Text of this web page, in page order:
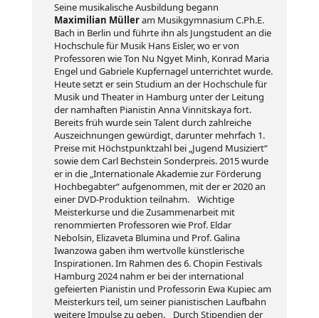
Seine musikalische Ausbildung begann
Maximilian Mülleram Musikgymnasium C.Ph.E.
Bach in Berlin und führte ihn als Jungstudent an die
Hochschule für Musik Hans Eisler, wo er von
Professoren wie Ton Nu Ngyet Minh, Konrad Maria
Engel und Gabriele Kupfernagel unterrichtet wurde.
Heute setzt er sein Studium an der Hochschule für
Musik und Theater in Hamburg unter der Leitung
der namhaften Pianistin Anna Vinnitskaya fort.
Bereits früh wurde sein Talent durch zahlreiche
Auszeichnungen gewürdigt, darunter mehrfach 1.
Preise mit Höchstpunktzahl bei „Jugend Musiziert“
sowie dem Carl Bechstein Sonderpreis. 2015 wurde
er in die „Internationale Akademie zur Förderung
Hochbegabter“ aufgenommen, mit der er 2020 an
einer DVD-Produktion teilnahm. Wichtige
Meisterkurse und die Zusammenarbeit mit
renommierten Professoren wie Prof. Eldar
Nebolsin, Elizaveta Blumina und Prof. Galina
Iwanzowa gaben ihm wertvolle künstlerische
Inspirationen. Im Rahmen des 6. Chopin Festivals
Hamburg 2024 nahm er bei der international
gefeierten Pianistin und Professorin Ewa Kupiec am
Meisterkurs teil, um seiner pianistischen Laufbahn
weitere Impulse zu geben. Durch Stipendien der